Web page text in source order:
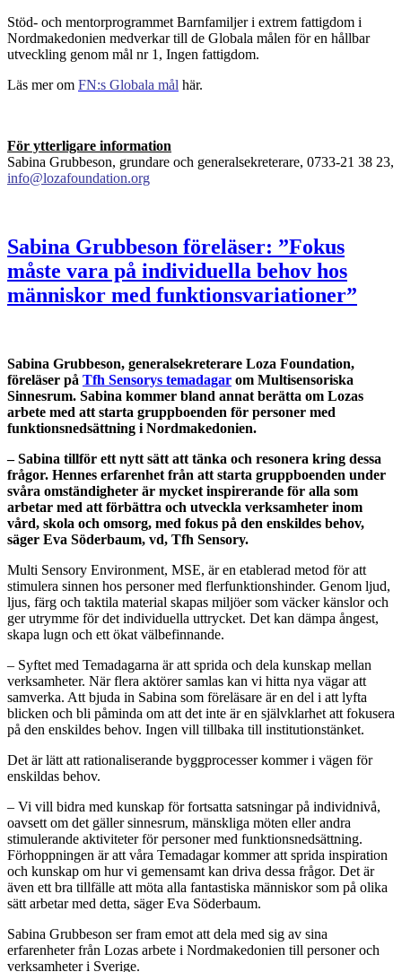
Stöd- och mentorprogrammet Barnfamiljer i extrem fattigdom i
Nordmakedonien medverkar till de Globala målen för en hållbar
utveckling genom mål nr 1, Ingen fattigdom.
Läs mer om FN:s Globala mål här.
För ytterligare information
Sabina Grubbeson, grundare och generalsekreterare, 0733-21 38 23,
info@lozafoundation.org
Sabina Grubbeson föreläser: ”Fokus
måste vara på individuella behov hos
människor med funktionsvariationer”
Sabina Grubbeson, generalsekreterare Loza Foundation,
föreläser på Tfh Sensorys temadagar om Multisensoriska
Sinnesrum. Sabina kommer bland annat berätta om Lozas
arbete med att starta gruppboenden för personer med
funktionsnedsättning i Nordmakedonien.
– Sabina tillför ett nytt sätt att tänka och resonera kring dessa
frågor. Hennes erfarenhet från att starta gruppboenden under
svåra omständigheter är mycket inspirerande för alla som
arbetar med att förbättra och utveckla verksamheter inom
vård, skola och omsorg, med fokus på den enskildes behov,
säger Eva Söderbaum, vd, Tfh Sensory.
Multi Sensory Environment, MSE, är en etablerad metod för att
stimulera sinnen hos personer med flerfunktionshinder. Genom ljud,
ljus, färg och taktila material skapas miljöer som väcker känslor och
ger utrymme för det individuella uttrycket. Det kan dämpa ångest,
skapa lugn och ett ökat välbefinnande.
– Syftet med Temadagarna är att sprida och dela kunskap mellan
verksamheter. När flera aktörer samlas kan vi hitta nya vägar att
samverka. Att bjuda in Sabina som föreläsare är en del i att lyfta
blicken och bli påminda om att det inte är en självklarhet att fokusera
på den enskildes behov. Ingen vill tillbaka till institutionstänket.
Det är lätt att rationaliserande byggprocesser kommer i vägen för
enskildas behov.
– Vi vill bidra med kunskap för fortsatta satsningar på individnivå,
oavsett om det gäller sinnesrum, mänskliga möten eller andra
stimulerande aktiviteter för personer med funktionsnedsättning.
Förhoppningen är att våra Temadagar kommer att sprida inspiration
och kunskap om hur vi gemensamt kan driva dessa frågor. Det är
även ett bra tillfälle att möta alla fantastiska människor som på olika
sätt arbetar med detta, säger Eva Söderbaum.
Sabina Grubbeson ser fram emot att dela med sig av sina
erfarenheter från Lozas arbete i Nordmakedonien till personer och
verksamheter i Sverige.